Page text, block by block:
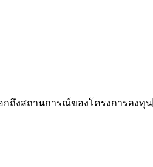
การซื้อขาย
กถึงสถานการณ์ของโครงการลงทุน